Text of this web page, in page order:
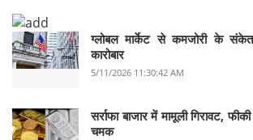
ग्लोबल मार्केट से कमजोरी के
कारोबार
5/11/2026 11:30:42 AM
सर्राफा बाजार में मामूली गिरावट,
चमक